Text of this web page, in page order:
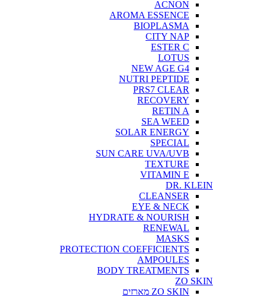
ACNON
AROMA ESSENCE
BIOPLASMA
CITY NAP
ESTER C
LOTUS
NEW AGE G4
NUTRI PEPTIDE
PRS7 CLEAR
RECOVERY
RETIN A
SEA WEED
SOLAR ENERGY
SPECIAL
SUN CARE UVA/UVB
TEXTURE
VITAMIN E
DR. KLEIN
CLEANSER
EYE & NECK
HYDRATE & NOURISH
RENEWAL
MASKS
PROTECTION COEFFICIENTS
AMPOULES
BODY TREATMENTS
ZO SKIN
ZO SKIN מארזים